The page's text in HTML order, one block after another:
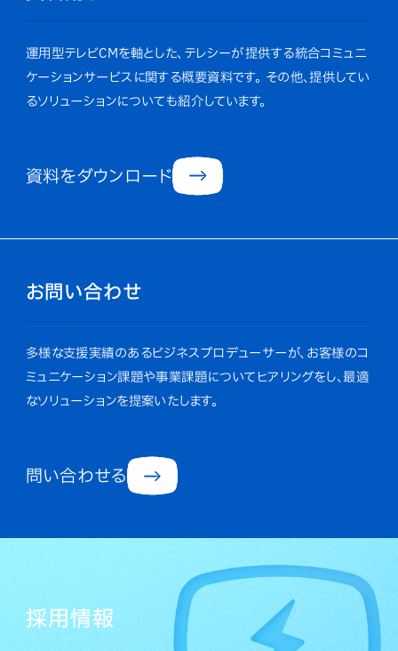
運用型テレビCMを軸とした、テレシーが提供する統合コミュニ
ケーションサービスに関する概要資料です。 その他、提供してい
るソリューションについても紹介しています。
資料をダウンロード
お問い合わせ
多様な支援実績のあるビジネスプロデューサーが、お客様のコ
ミュニケーション課題や事業課題についてヒアリングをし、最適
なソリューションを提案いたします。
問い合わせる
採用情報